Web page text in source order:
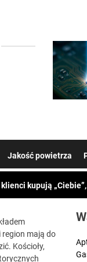
Jakość powietrza
kupują
który naprawdę
SEO
mają do
Kościoły,